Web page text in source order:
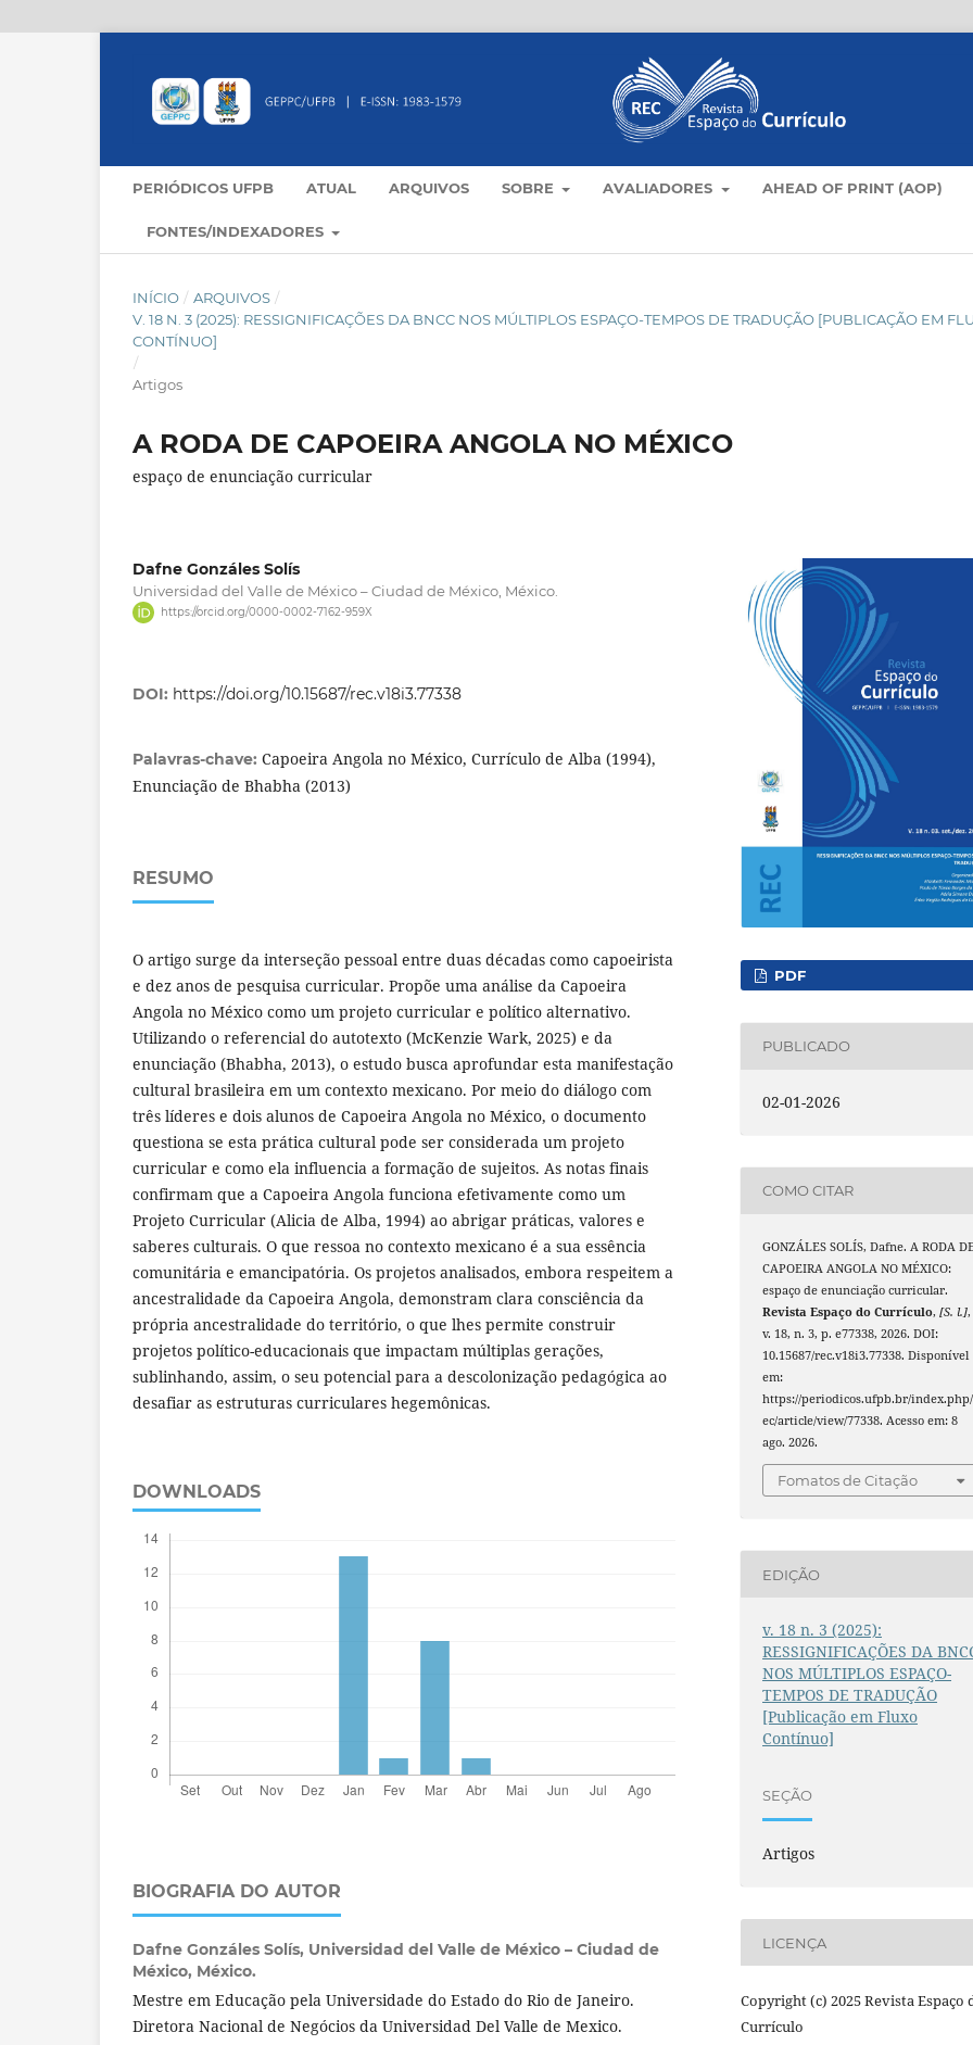
PERIÓDICOS UFPB ATUAL ARQUIVOS SOBRE AVALIADORES AHEAD OF PRINT (AOP)
FONTES/INDEXADORES
INÍCIO / ARQUIVOS /
V. 18 N. 3 (2025): RESSIGNIFICAÇÕES DA BNCC NOS MÚLTIPLOS ESPAÇO-TEMPOS DE TRADUÇÃO [PUBLICAÇÃO EM
CONTÍNUO]
/
Artigos
A RODA DE CAPOEIRA ANGOLA NO MÉXICO
espaço de enunciação curricular
Dafne Gonzáles Solís
Universidad del Valle de México – Ciudad de México, México.
https://orcid.org/0000-0002-7162-959X
DOI: https://doi.org/10.15687/rec.v18i3.77338
Palavras-chave: Capoeira Angola no México, Currículo de Alba (1994),
Enunciação de Bhabha (2013)
RESUMO
O artigo surge da interseção pessoal entre duas décadas como capoeirista
e dez anos de pesquisa curricular. Propõe uma análise da Capoeira
Angola no México como um projeto curricular e político alternativo.
Utilizando o referencial do autotexto (McKenzie Wark, 2025) e da
enunciação (Bhabha, 2013), o estudo busca aprofundar esta manifestação
cultural brasileira em um contexto mexicano. Por meio do diálogo com
três líderes e dois alunos de Capoeira Angola no México, o documento
questiona se esta prática cultural pode ser considerada um projeto
curricular e como ela influencia a formação de sujeitos. As notas finais
confirmam que a Capoeira Angola funciona efetivamente como um
Projeto Curricular (Alicia de Alba, 1994) ao abrigar práticas, valores e
saberes culturais. O que ressoa no contexto mexicano é a sua essência
comunitária e emancipatória. Os projetos analisados, embora respeitem a
ancestralidade da Capoeira Angola, demonstram clara consciência da
própria ancestralidade do território, o que lhes permite construir
projetos político-educacionais que impactam múltiplas gerações,
sublinhando, assim, o seu potencial para a descolonização pedagógica ao
desafiar as estruturas curriculares hegemônicas.
DOWNLOADS
BIOGRAFIA DO AUTOR
Dafne Gonzáles Solís, Universidad del Valle de México – Ciudad de
México, México.
Mestre em Educação pela Universidade do Estado do Rio de Janeiro.
Diretora Nacional de Negócios da Universidad Del Valle de Mexico.
PDF
PUBLICADO
02-01-2026
COMO CITAR
GONZÁLES SOLÍS, Dafne. A RODA
CAPOEIRA ANGOLA NO MÉXICO:
espaço de enunciação curricular.
Revista Espaço do Currículo,[S. l.],
v. 18, n. 3, p. e77338, 2026. DOI:
10.15687/rec.v18i3.77338. Disponível
em:
https://periodicos.ufpb.br/
ec/article/view/77338. Acesso em: 8
ago. 2026.
Fomatos de Citação
EDIÇÃO
v. 18 n. 3 (2025):
RESSIGNIFICAÇÕES DA
NOS MÚLTIPLOS ESPAÇO-
TEMPOS DE TRADUÇÃO
[Publicação em Fluxo
Contínuo]
SEÇÃO
Artigos
LICENÇA
Copyright (c) 2025 Revista Espaço
Currículo